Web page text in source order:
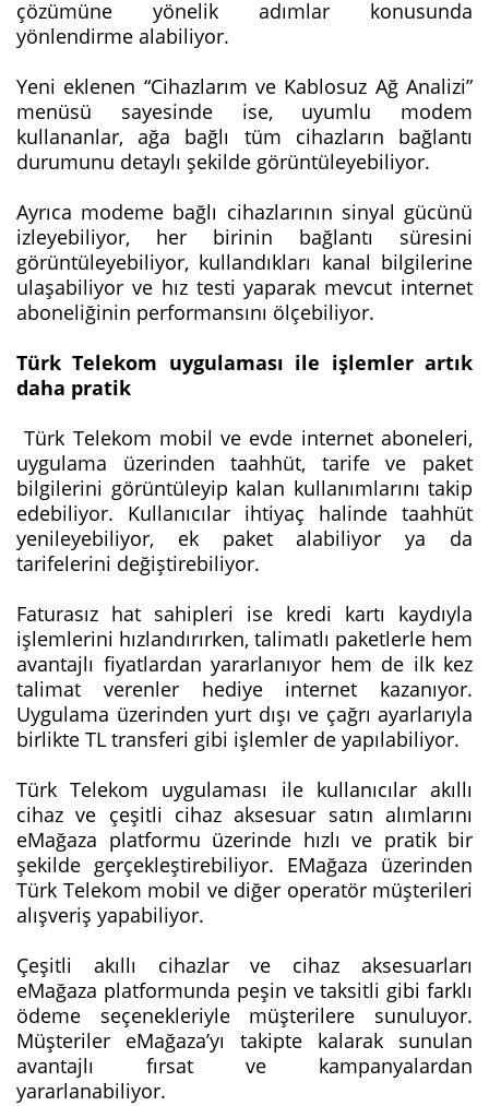
çözümüne yönelik adımlar konusunda
yönlendirme alabiliyor.
Yeni eklenen “Cihazlarım ve Kablosuz Ağ Analizi”
menüsü sayesinde ise, uyumlu modem
kullananlar, ağa bağlı tüm cihazların bağlantı
durumunu detaylı şekilde görüntüleyebiliyor.
Ayrıca modeme bağlı cihazlarının sinyal gücünü
izleyebiliyor, her birinin bağlantı süresini
görüntüleyebiliyor, kullandıkları kanal bilgilerine
ulaşabiliyor ve hız testi yaparak mevcut internet
aboneliğinin performansını ölçebiliyor.
Türk Telekom uygulaması ile işlemler artık
daha pratik
Türk Telekom mobil ve evde internet aboneleri,
uygulama üzerinden taahhüt, tarife ve paket
bilgilerini görüntüleyip kalan kullanımlarını takip
edebiliyor. Kullanıcılar ihtiyaç halinde taahhüt
yenileyebiliyor, ek paket alabiliyor ya da
tarifelerini değiştirebiliyor.
Faturasız hat sahipleri ise kredi kartı kaydıyla
işlemlerini hızlandırırken, talimatlı paketlerle hem
avantajlı fiyatlardan yararlanıyor hem de ilk kez
talimat verenler hediye internet kazanıyor.
Uygulama üzerinden yurt dışı ve çağrı ayarlarıyla
birlikte TL transferi gibi işlemler de yapılabiliyor.
Türk Telekom uygulaması ile kullanıcılar akıllı
cihaz ve çeşitli cihaz aksesuar satın alımlarını
eMağaza platformu üzerinde hızlı ve pratik bir
şekilde gerçekleştirebiliyor. EMağaza üzerinden
Türk Telekom mobil ve diğer operatör müşterileri
alışveriş yapabiliyor.
Çeşitli akıllı cihazlar ve cihaz aksesuarları
eMağaza platformunda peşin ve taksitli gibi farklı
ödeme seçenekleriyle müşterilere sunuluyor.
Müşteriler eMağaza’yı takipte kalarak sunulan
avantajlı fırsat ve kampanyalardan
yararlanabiliyor.